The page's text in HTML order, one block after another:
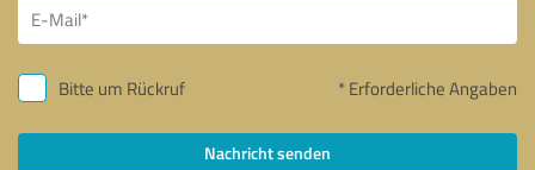
Bitte um Rückruf * Erforderliche Angaben
Nachricht senden